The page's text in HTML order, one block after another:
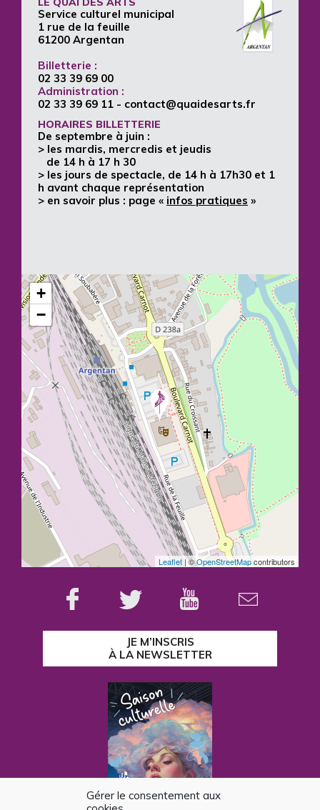
Gérer le consentement aux
Service culturel municipal
1 rue de la feuille
61200 Argentan
Billetterie :
02 33 39 69 00
Administration :
02 33 39 69 11 - contact@quaidesarts.fr
HORAIRES BILLETTERIE
De septembre à juin :
> les mardis, mercredis et jeudis
de 14 h à 17 h 30
> les jours de spectacle, de 14 h à 17h30 et 1
h avant chaque représentation
> en savoir plus : page « infos pratiques »
+
−
Leaflet | ©OpenStreetMapcontributors
JE M’INSCRIS
À LA NEWSLETTER